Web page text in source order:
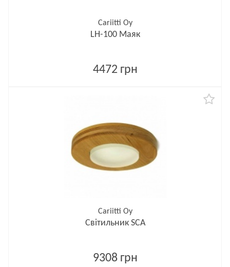
Cariitti Oy
LH-100 Маяк
4472 грн
Cariitti Oy
Світильник SCA
9308 грн